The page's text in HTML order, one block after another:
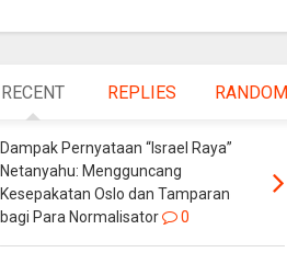
RECENT REPLIES RANDOM
Dampak Pernyataan “Israel Raya”
Netanyahu: Mengguncang
Kesepakatan Oslo dan Tamparan
bagi Para Normalisator
0